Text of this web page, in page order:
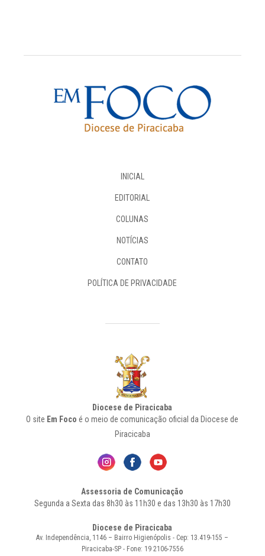
INICIAL
EDITORIAL
COLUNAS
NOTÍCIAS
CONTATO
POLÍTICA DE PRIVACIDADE
Diocese de Piracicaba
O site Em Foco é o meio de comunicação oficial da Diocese de
Piracicaba
Assessoria de Comunicação
Segunda a Sexta das 8h30 às 11h30 e das 13h30 às 17h30
Diocese de Piracicaba
Av. Independência, 1146 – Bairro Higienópolis - Cep: 13.419-155 –
Piracicaba-SP - Fone: 19 2106-7556